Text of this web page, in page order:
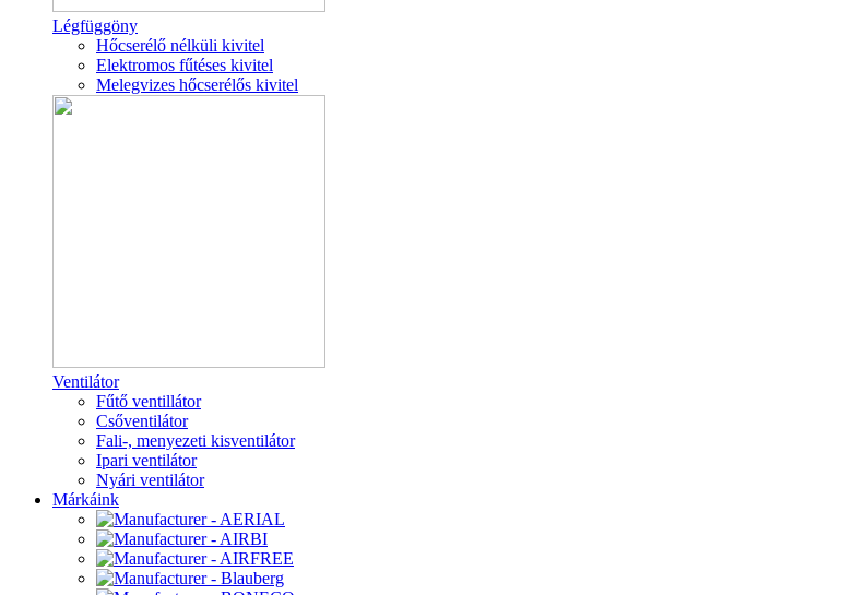
Légfüggöny
Hőcserélő nélküli kivitel
Elektromos fűtéses kivitel
Melegvizes hőcserélős kivitel
Ventilátor
Fűtő ventillátor
Csőventilátor
Fali-, menyezeti kisventilátor
Ipari ventilátor
Nyári ventilátor
Márkáink